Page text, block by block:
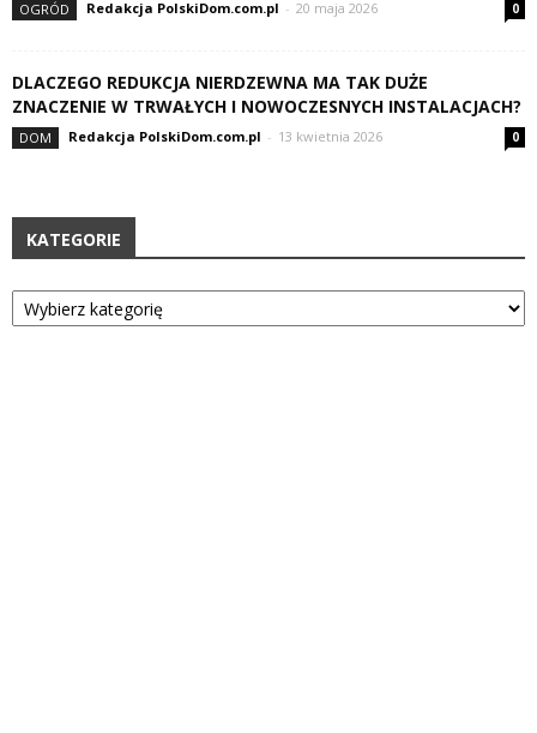
OGRÓD Redakcja PolskiDom.com.pl - 20 maja 2026 0
DLACZEGO REDUKCJA NIERDZEWNA MA TAK DUŻE
ZNACZENIE W TRWAŁYCH I NOWOCZESNYCH INSTALACJACH?
DOM Redakcja PolskiDom.com.pl - 13 kwietnia 2026 0
KATEGORIE
Kategorie